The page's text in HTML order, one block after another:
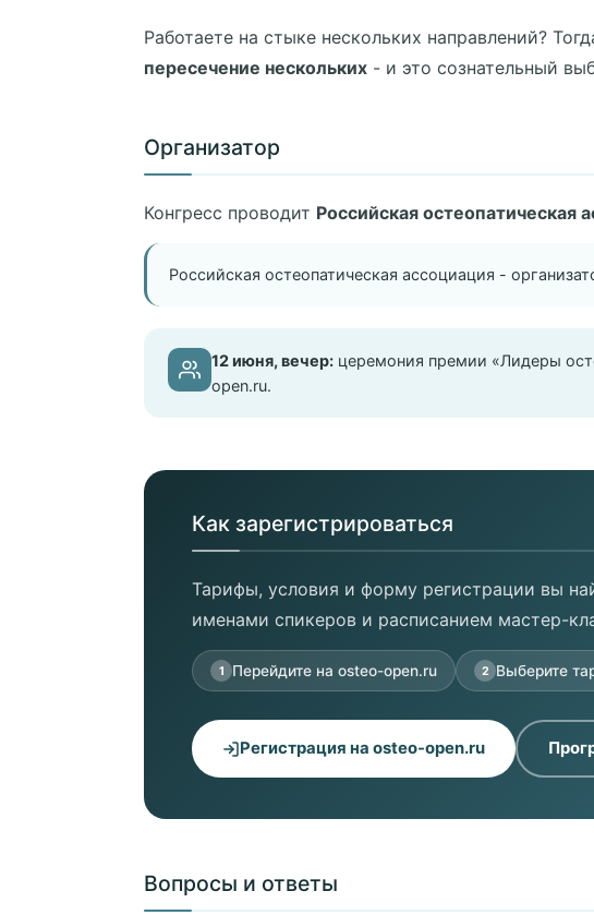
Работаете на стыке нескольких направлений?
пересечение нескольких - и это сознательный
Организатор
Конгресс проводит Российская остеопатическая
Российская остеопатическая ассоциация -
12 июня, вечер: церемония премии «Лидеры
open.ru.
Как зарегистрироваться
Тарифы, условия и форму регистрации вы
именами спикеров и расписанием мастер-
1 Перейдите на osteo-open.ru 2 Выберите
Регистрация на osteo-open.ru
Вопросы и ответы